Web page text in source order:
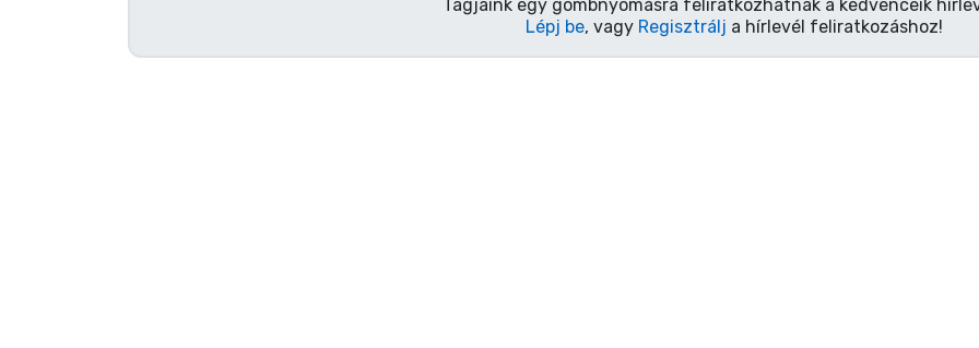
Tagjaink egy gombnyomásra feliratkozhatnak a kedvenceik
Lépj be, vagy Regisztrálj a hírlevél feliratkozáshoz!